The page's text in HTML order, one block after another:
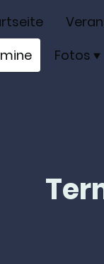
Fotos